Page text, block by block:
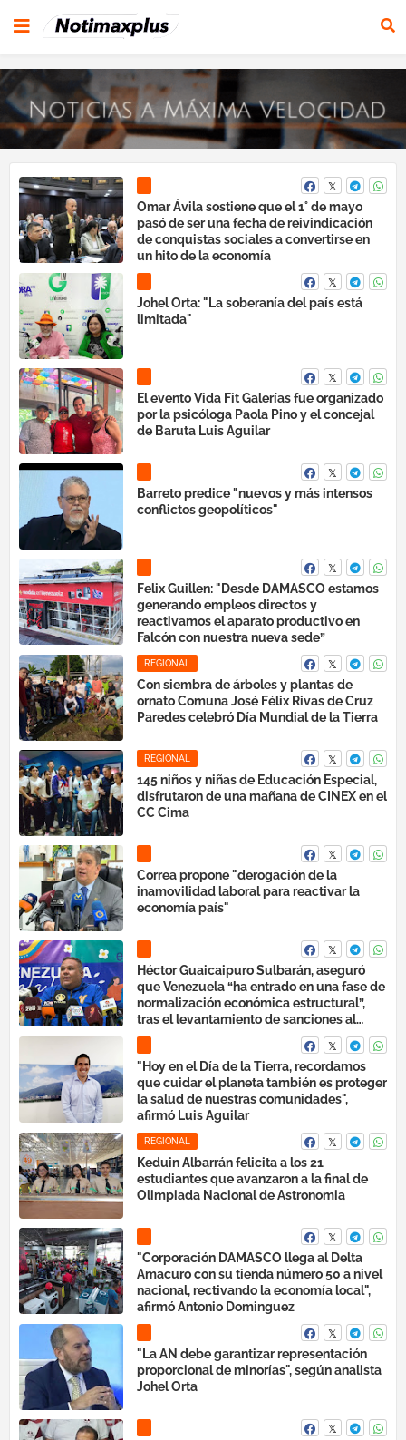
Omar Ávila sostiene que el 1° de mayo
pasó de ser una fecha de reivindicación
de conquistas sociales a convertirse en
un hito de la economía
Johel Orta: "La soberanía del país está
limitada"
El evento Vida Fit Galerías fue organizado
por la psicóloga Paola Pino y el concejal
de Baruta Luis Aguilar
Barreto predice "nuevos y más intensos
conflictos geopolíticos"
Felix Guillen: "Desde DAMASCO estamos
generando empleos directos y
reactivamos el aparato productivo en
Falcón con nuestra nueva sede”
REGIONAL
Con siembra de árboles y plantas de
ornato Comuna José Félix Rivas de Cruz
Paredes celebró Día Mundial de la Tierra
REGIONAL
145 niños y niñas de Educación Especial,
disfrutaron de una mañana de CINEX en el
CC Cima
Correa propone "derogación de la
inamovilidad laboral para reactivar la
economía país"
Héctor Guaicaipuro Sulbarán, aseguró
que Venezuela “ha entrado en una fase de
normalización económica estructural”,
tras el levantamiento de sanciones al
Banco Central de Venezuela (BCV)
"Hoy en el Día de la Tierra, recordamos
que cuidar el planeta también es proteger
la salud de nuestras comunidades",
afirmó Luis Aguilar
REGIONAL
Keduin Albarrán felicita a los 21
estudiantes que avanzaron a la final de
"Corporación DAMASCO llega al Delta
Amacuro con su tienda número 50 a nivel
nacional, rectivando la economía local",
afirmó Antonio Dominguez
"La AN debe garantizar representación
proporcional de minorías", según analista
Johel Orta